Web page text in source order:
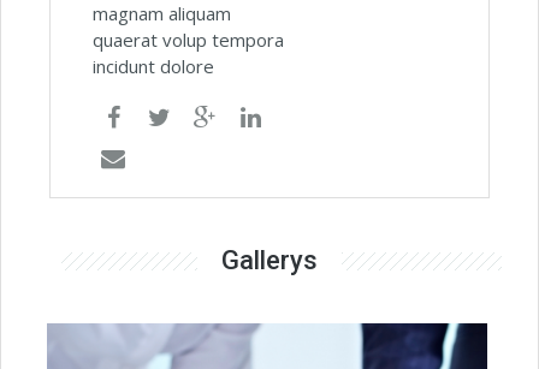
magnam aliquam
quaerat volup tempora
incidunt dolore
Gallerys